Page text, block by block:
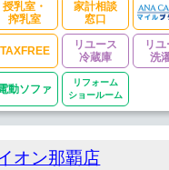
授乳室・
搾乳室
家計相談
窓口
TAXFREE
リユース
冷蔵庫
リユ
洗
動ソファ
リフォーム
ショールーム
オン那覇店